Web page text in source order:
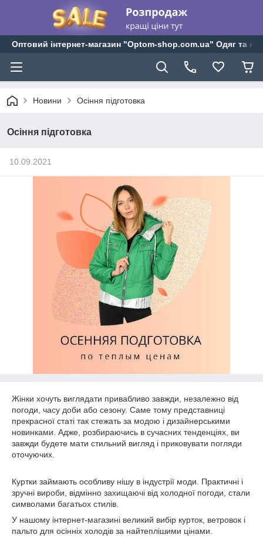
Оптовий інтернет-магазин "Optom-shop.com.ua" Одяг та
Новини Осіння підготовка
Осіння підготовка
10.09.2021
Жінки хочуть виглядати привабливо завжди, незалежно від
погоди, часу доби або сезону. Саме тому представниці
прекрасної статі так стежать за модою і дизайнерськими
новинками. Адже, розбираючись в сучасних тенденціях, ви
завжди будете мати стильний вигляд і приковувати погляди
оточуючих.
Куртки займають особливу нішу в індустрії моди. Практичні і
зручні вироби, відмінно захищаючі від холодної погоди, стали
символами багатьох стилів.
У нашому інтернет-магазині великий вибір курток, ветровок і
пальто для осінніх холодів за найтеплішими цінами.